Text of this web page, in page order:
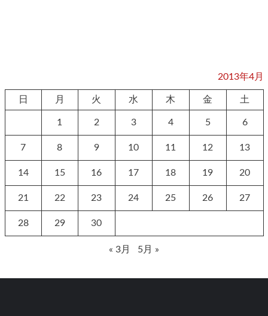
2013年4月
日 月 火 水 木 金 土
1 2 3 4 5 6
7 8 9 10 11 12 13
14 15 16 17 18 19 20
21 22 23 24 25 26 27
28 29 30
« 3月 5月 »